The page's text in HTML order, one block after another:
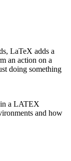
LaTeX adds a
an action on a
doing something
in a LATEX
and how